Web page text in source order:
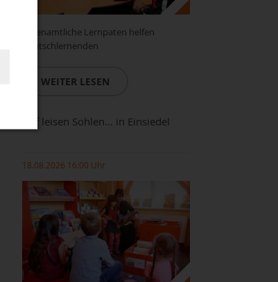
Ehrenamtliche Lernpaten helfen
Deutschlernenden
WEITER LESEN
Auf leisen Sohlen... in Einsiedel
18.08.2026 16:00 Uhr